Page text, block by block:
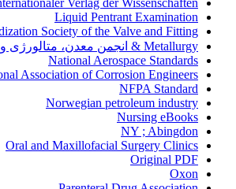
Liquid Pentrant Examination
Society of the Valve and Fitting
Metallurgy & انجمن معدن، متالورژی و اکتشاف
National Aerospace Standards
Association of Corrosion Engineers
NFPA Standard
Norwegian petroleum industry
Nursing eBooks
NY ; Abingdon
Oral and Maxillofacial Surgery Clinics
Original PDF
Oxon